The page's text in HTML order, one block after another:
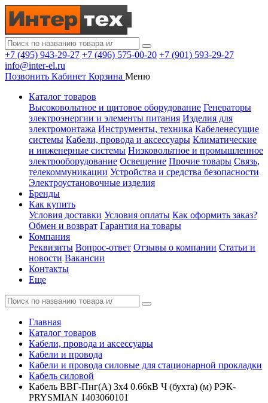
+7 (495) 943-29-27 +7 (496) 575-00-20 +7 (901) 593-29-27
info@inter-el.ru
Позвонить Кабинет Корзина Меню
Каталог товаров
Высоковольтное и щитовое оборудование Генераторы
электроэнергии и элементы питания Изделия для
электромонтажа Инструменты, техника Кабеленесущие
системы Кабели, провода и аксессуары Климатические
и инженерные системы Низковольтное и промышленное
электрооборудование Освещение Прочие товары Связь,
телекоммуникации Устройства и средства безопасности
Электроустановочные изделия
Бренды
Как купить
Условия доставки Условия оплаты Как оформить заказ?
Обмен и возврат Гарантия на товары
Компания
Реквизиты Вопрос-ответ Отзывы о компании Статьи и
новости Вакансии
Контакты
Еще
Главная
Каталог товаров
Кабели, провода и аксессуары
Кабели и провода
Кабели и провода силовые для стационарной прокладки
Кабель силовой
Кабель ВВГ-Пнг(А) 3х4 0.66кВ Ч (бухта) (м) РЭК-
PRYSMIAN 1403060101